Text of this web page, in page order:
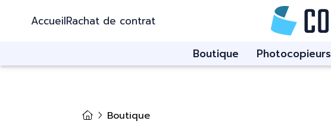
AccueilRachat de contrat
Boutique Photocopieurs
Boutique